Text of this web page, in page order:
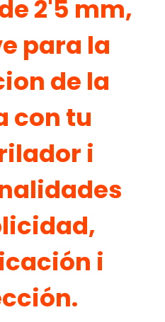
2'5 mm,
para la
de la
con tu
i
i